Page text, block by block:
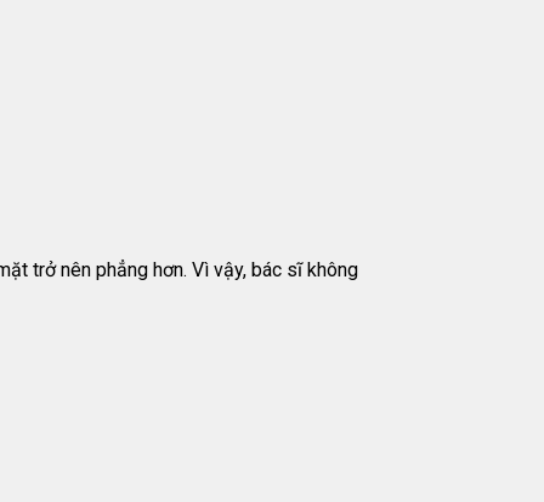
trở nên phẳng hơn. Vì vậy, bác sĩ không